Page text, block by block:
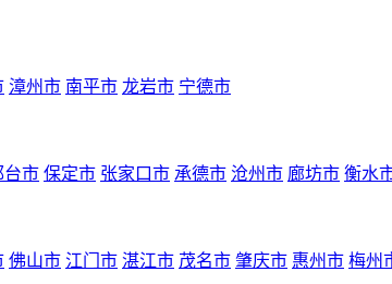
漳州市 南平市 龙岩市 宁德市
台市 保定市 张家口市 承德市 沧州市 廊坊市 衡水
佛山市 江门市 湛江市 茂名市 肇庆市 惠州市 梅州